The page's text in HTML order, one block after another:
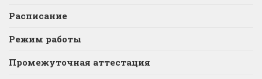
Расписание
Режим работы
Промежуточная аттестация